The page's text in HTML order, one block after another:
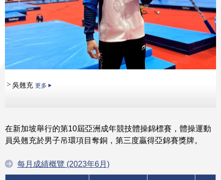
吳翹充 更多
在新加坡舉行的第10屆亞洲成年競技體操錦標賽，體操運動
員吳翹充於男子吊環項目奪銅，第三度贏得亞錦賽獎牌。
每月成績概覽 (2023年6月)